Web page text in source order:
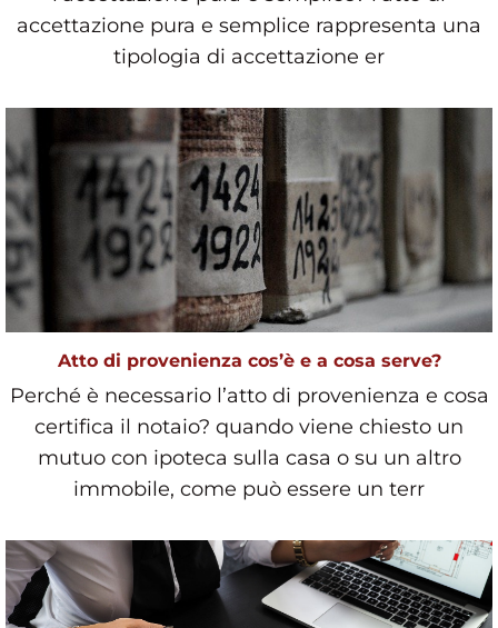
accettazione pura e semplice rappresenta una
tipologia di accettazione er
Atto di provenienza cos’è e a cosa serve?
Perché è necessario l’atto di provenienza e cosa
certifica il notaio? quando viene chiesto un
mutuo con ipoteca sulla casa o su un altro
immobile, come può essere un terr